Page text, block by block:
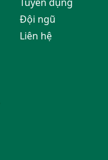
Đội ngũ
Liên hệ